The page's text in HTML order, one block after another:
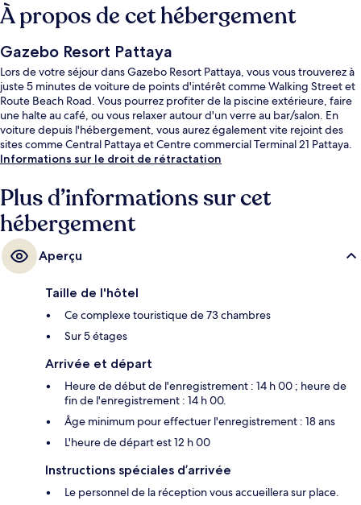
À propos de cet hébergement
Gazebo Resort Pattaya
Lors de votre séjour dans Gazebo Resort Pattaya, vous vous trouverez à
juste 5 minutes de voiture de points d'intérêt comme Walking Street et
Route Beach Road. Vous pourrez profiter de la piscine extérieure, faire
une halte au café, ou vous relaxer autour d'un verre au bar/salon. En
voiture depuis l'hébergement, vous aurez également vite rejoint des
sites comme Central Pattaya et Centre commercial Terminal 21 Pattaya.
Informations sur le droit de rétractation
Plus d’informations sur cet
hébergement
Aperçu
Taille de l'hôtel
Ce complexe touristique de 73 chambres
Sur 5 étages
Arrivée et départ
Heure de début de l'enregistrement : 14 h 00 ; heure de
fin de l'enregistrement : 14 h 00.
Âge minimum pour effectuer l'enregistrement : 18 ans
L'heure de départ est 12 h 00
Instructions spéciales d’arrivée
Le personnel de la réception vous accueillera sur place.